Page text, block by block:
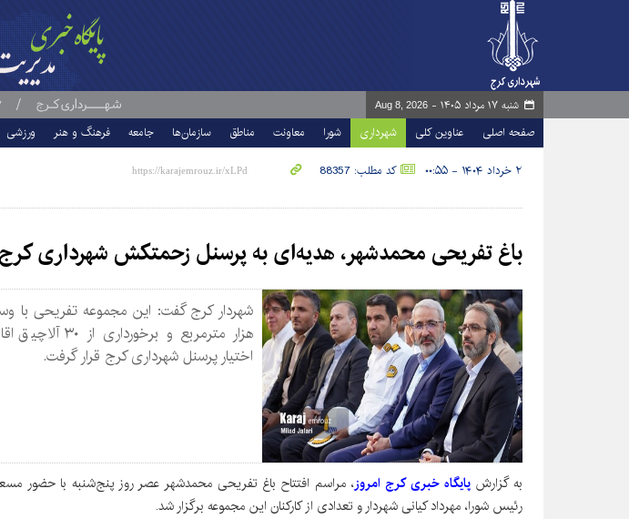
شنبه ۱۷ مرداد ۱۴۰۵ - Aug 8, 2026
صفحه اصلی عناوین کلی شهرداری شورا معاونت مناطق سازمان‌ها جامعه فرهنگ و هنر ورزشی
۲ خرداد ۱۴۰۴ - ۰۰:۵۵ کد مطلب: 88357
باغ تفریحی محمدشهر، هدیه‌ای به پرسنل زحمتکش شهرداری کرج
هزار مترمربع و برخورداری
اختیار پرسنل شهرداری کرج قرار گرفت.
به گزارش پایگاه خبری کرج امروز، مراسم افتتاح باغ تفریحی محمدشهر عصر روز پنج‌شنبه با حضور
رئیس شورا، مهرداد کیانی شهردار و تعدادی از کارکنان این مجموعه برگزار شد.